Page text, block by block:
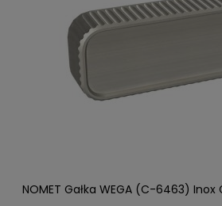
NOMET Gałka WEGA (C-6463) Inox